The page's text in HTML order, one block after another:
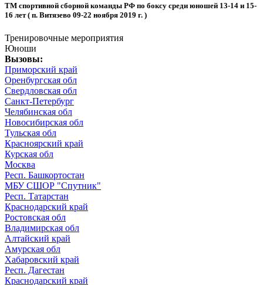
ТМ спортивной сборной команды РФ по боксу среди юношей 13-14 и 15-
16 лет ( п. Витязево 09-22 ноября 2019 г. )
Тренировочные мероприятия
Юноши
Вызовы:
Приморский край
Оренбургская обл
Свердловская обл
Санкт-Петербург
Челябинская обл
Новосибирская обл
Тульская обл
Красноярский край
Курская обл
Москва
Респ. Башкортостан
МБУ СШОР "Спутник"
Респ. Татарстан
Краснодарский край
Ростовская обл
Владимирская обл
Алтайский край
Амурская обл
Хабаровский край
Респ. Дагестан
Краснодарский край